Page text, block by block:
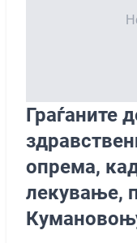
Граѓаните
опрема,
лекување,